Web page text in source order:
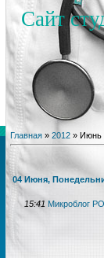
Сайт
Главная » 2012 » Июнь
04 Июня,
15:41 Микроблог